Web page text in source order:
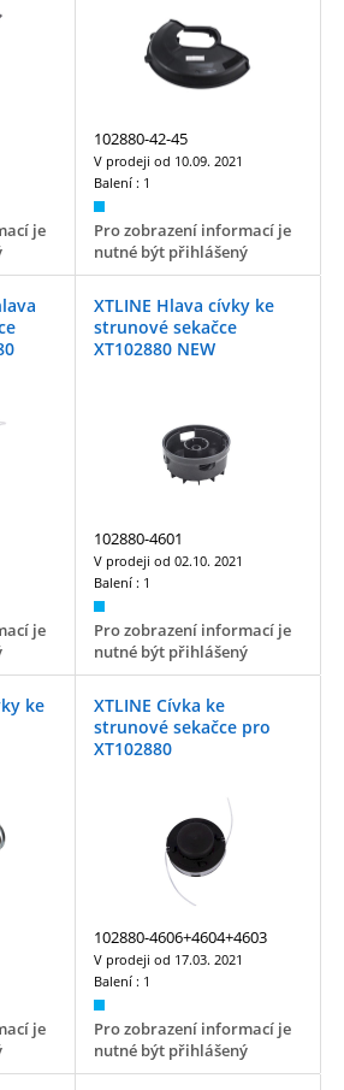
je
102880-42-45
V prodeji od 10.09. 2021
Balení : 1
Pro zobrazení informací je
nutné být přihlášený
je
XTLINE Hlava cívky ke
strunové sekačce
XT102880 NEW
102880-4601
V prodeji od 02.10. 2021
Balení : 1
Pro zobrazení informací je
nutné být přihlášený
ke
je
XTLINE Cívka ke
strunové sekačce pro
XT102880
102880-4606+4604+4603
V prodeji od 17.03. 2021
Balení : 1
Pro zobrazení informací je
nutné být přihlášený